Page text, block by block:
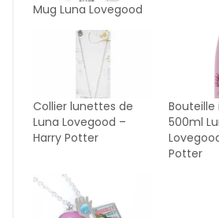
Mug Luna Lovegood
Collier lunettes de
Luna Lovegood –
Harry Potter
500ml
Potter